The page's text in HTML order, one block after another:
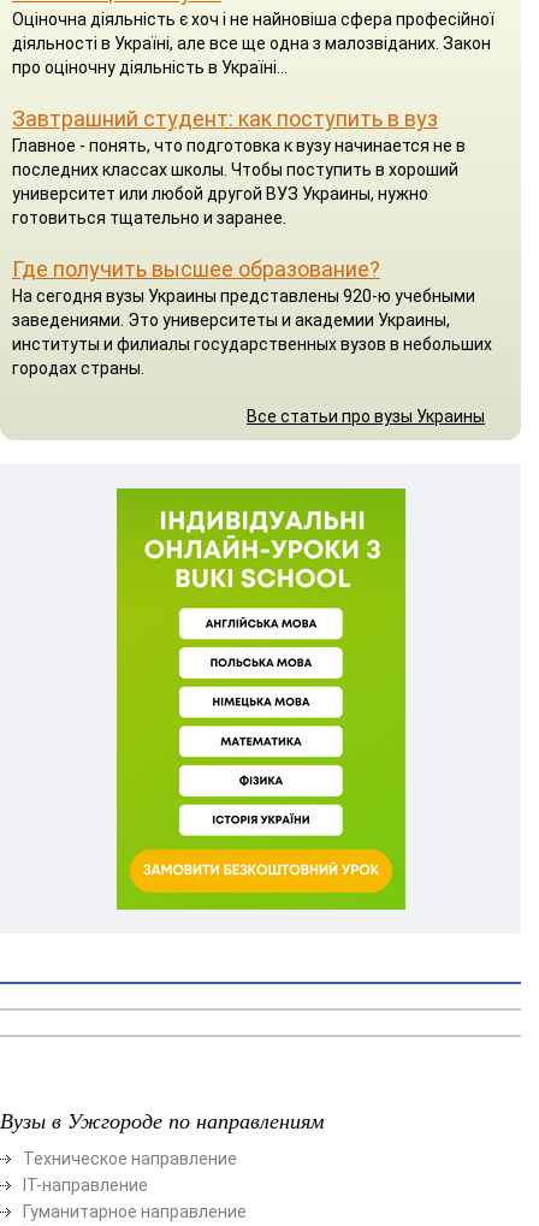
Оціночна діяльність є хоч і не найновіша сфера професійної
діяльності в Україні, але все ще одна з малозвіданих. Закон
про оціночну діяльність в Україні...
Завтрашний студент: как поступить в вуз
Главное - понять, что подготовка к вузу начинается не в
последних классах школы. Чтобы поступить в хороший
университет или любой другой ВУЗ Украины, нужно
готовиться тщательно и заранее.
Где получить высшее образование?
На сегодня вузы Украины представлены 920-ю учебными
заведениями. Это университеты и академии Украины,
институты и филиалы государственных вузов в небольших
городах страны.
Все статьи про вузы Украины
Вузы в Ужгороде по направлениям
Техническое направление
ІТ-направление
Гуманитарное направление